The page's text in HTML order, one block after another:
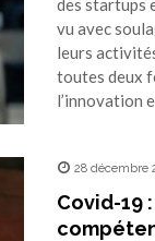
des startups
vu avec
leurs
toutes deux
l’innovation
28 décembre
Covid-19